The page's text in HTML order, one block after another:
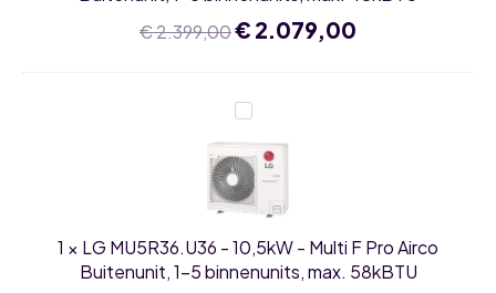
1-
5
binnenunits,
48kBTU
€2.399,00Oorspronkelijke
was:
€ 2.399,00.
€ 2.079,00
is:
LG
MU5R36.U36
-
10,5kW
-
Multi
F
Airco
Buitenunit,
1-
1 × LG MU5R36.U36 - 10,5kW - Multi F Pro Airco
Buitenunit, 1-5 binnenunits, max. 58kBTU